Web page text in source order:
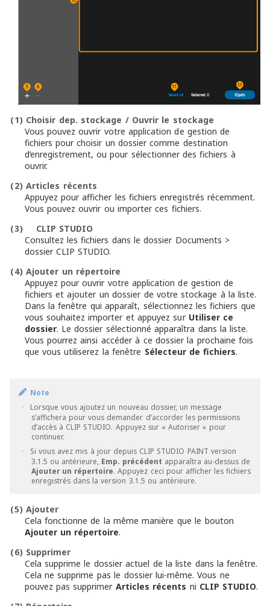
(1) Choisir dep. stockage / Ouvrir le stockage
Vous pouvez ouvrir votre application de gestion de
fichiers pour choisir un dossier comme destination
d’enregistrement, ou pour sélectionner des fichiers à
ouvrir.
(2) Articles récents
Appuyez pour afficher les fichiers enregistrés récemment.
Vous pouvez ouvrir ou importer ces fichiers.
(3)
CLIP STUDIO
Consultez les fichiers dans le dossier Documents >
dossier CLIP STUDIO.
(4) Ajouter un répertoire
Appuyez pour ouvrir votre application de gestion de
fichiers et ajouter un dossier de votre stockage à la liste.
Dans la fenêtre qui apparaît, sélectionnez les fichiers que
vous souhaitez importer et appuyez sur Utiliser ce
dossier. Le dossier sélectionné apparaîtra dans la liste.
Vous pourrez ainsi accéder à ce dossier la prochaine fois
que vous utiliserez la fenêtre Sélecteur de fichiers.
Note
·
Lorsque vous ajoutez un nouveau dossier, un message
s’affichera pour vous demander d’accorder les permissions
d’accès à CLIP STUDIO. Appuyez sur « Autoriser » pour
continuer.
·
Si vous avez mis à jour depuis CLIP STUDIO PAINT version
3.1.5 ou antérieure, Emp. précédent apparaîtra au-dessus de
Ajouter un répertoire. Appuyez ceci pour afficher les fichiers
enregistrés dans la version 3.1.5 ou antérieure.
(5) Ajouter
Cela fonctionne de la même manière que le bouton
Ajouter un répertoire.
(6) Supprimer
Cela supprime le dossier actuel de la liste dans la fenêtre.
Cela ne supprime pas le dossier lui-même. Vous ne
pouvez pas supprimer Articles récents ni CLIP STUDIO.